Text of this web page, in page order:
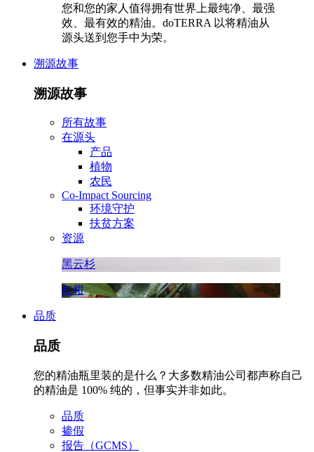
您和您的家人值得拥有世界上最纯净、最强
效、最有效的精油。doTERRA 以将精油从
源头送到您手中为荣。
溯源故事
溯源故事
所有故事
在源头
产品
植物
农民
Co-Impact Sourcing
环境守护
扶贫方案
资源
黑云杉
红柑
品质
品质
您的精油瓶里装的是什么？大多数精油公司都声称自己
的精油是 100% 纯的，但事实并非如此。
品质
掺假
报告（GCMS）